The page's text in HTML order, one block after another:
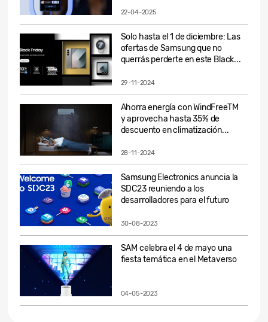
22-04-2025
Solo hasta el 1 de diciembre: Las
ofertas de Samsung que no
querrás perderte en este Black...
29-11-2024
Ahorra energía con WindFreeTM
y aprovecha hasta 35% de
descuento en climatización...
28-11-2024
Samsung Electronics anuncia la
SDC23 reuniendo a los
desarrolladores para el futuro
30-08-2023
SAM celebra el 4 de mayo una
fiesta temática en el Metaverso
04-05-2023